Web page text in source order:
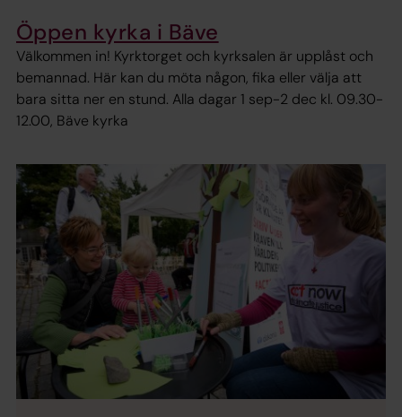
Öppen kyrka i Bäve
Välkommen in! Kyrktorget och kyrksalen är upplåst och
bemannad. Här kan du möta någon, fika eller välja att
bara sitta ner en stund. Alla dagar 1 sep-2 dec kl. 09.30-
12.00, Bäve kyrka